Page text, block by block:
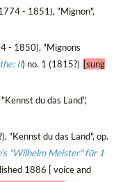
- 1851), "Mignon",
- 1850), "Mignons
II) no. 1 (1815?) [sung
du das Land",
"Kennst du das Land", op.
"Wilhelm Meister" für 1
1886 [ voice and